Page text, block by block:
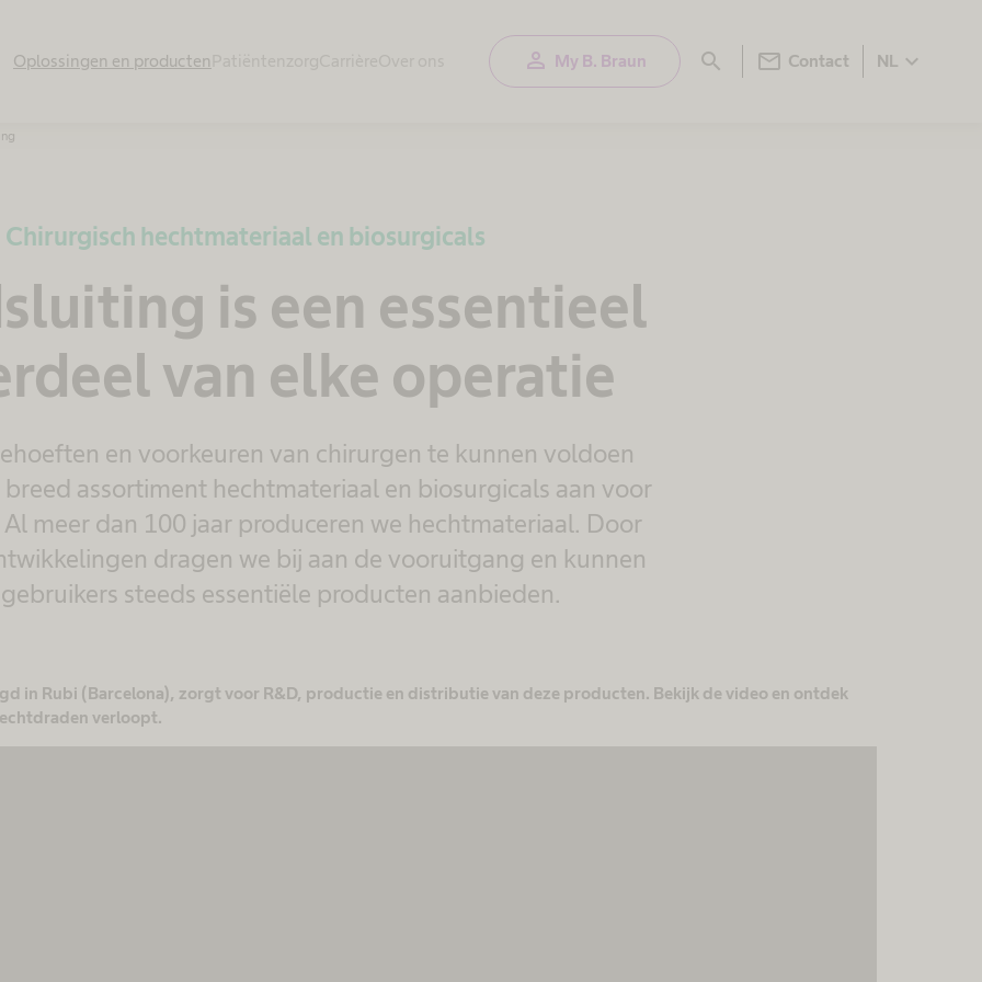
Oplossingen en producten person My B. Braun search mail Contact NL expand_more
Chirurgisch hechtmateriaal en biosurgicals
is een essentieel
van elke operatie
en voorkeuren van chirurgen te kunnen voldoen
breed assortiment hechtmateriaal en biosurgicals aan voor
meer dan 100 jaar produceren we hechtmateriaal. Door
dragen we bij aan de vooruitgang en kunnen
steeds essentiële producten aanbieden.
in Rubi (Barcelona), zorgt voor R&D, productie en distributie van deze producten. Bekijk de video en ontdek
verloopt.